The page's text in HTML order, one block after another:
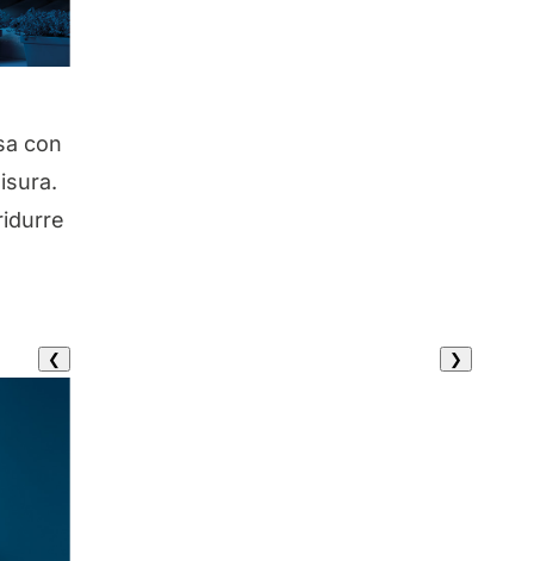
❮
con
❯